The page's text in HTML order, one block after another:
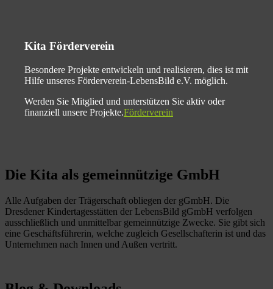
Kita Förderverein
Besondere Projekte entwickeln und realisieren, dies ist mit
Hilfe unseres Förderverein-LebensBild e.V. möglich.
Werden Sie Mitglied und unterstützen Sie aktiv oder
finanziell unsere Projekte.Förderverein
Die Kita als gemeinnützige GmbH
Alle Aufgaben der Trägerschaft obliegen der gGmbH. Die
Dresdener Kindertagesstätten der LebensBild gGmbH verfolgen
ausschließlich und unmittelbar gemeinnützige Zwecke. Sie gibt sich
eine Geschäftsführerin, welche zugleich Gesellschafterin ist und das
Unternehmen nach Innen und Außen vertritt.